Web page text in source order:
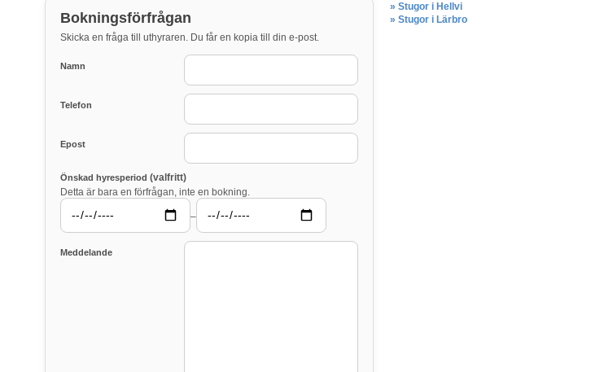
Bokningsförfrågan
Skicka en fråga till uthyraren. Du får en kopia till din e-post.
Namn
Telefon
Epost
Önskad hyresperiod (valfritt)
Detta är bara en förfrågan, inte en bokning.
–
Meddelande
» Stugor i Hellvi
» Stugor i Lärbro